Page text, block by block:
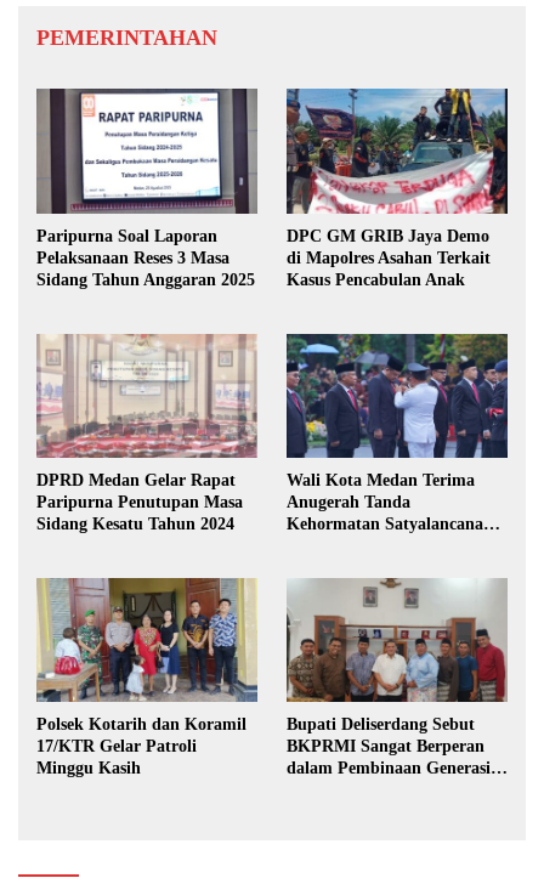
PEMERINTAHAN
Paripurna Soal Laporan
Pelaksanaan Reses 3 Masa
Sidang Tahun Anggaran 2025
DPC GM GRIB Jaya Demo
di Mapolres Asahan Terkait
Kasus Pencabulan Anak
DPRD Medan Gelar Rapat
Paripurna Penutupan Masa
Sidang Kesatu Tahun 2024
Wali Kota Medan Terima
Anugerah Tanda
Kehormatan Satyalancana
Polsek Kotarih dan Koramil
17/KTR Gelar Patroli
Minggu Kasih
Bupati Deliserdang Sebut
BKPRMI Sangat Berperan
dalam Pembinaan Generasi